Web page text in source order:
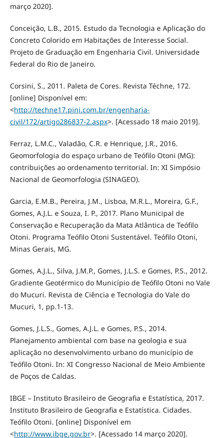
março 2020].
Conceição, L.B., 2015. Estudo da Tecnologia e Aplicação do
Concreto Colorido em Habitações de Interesse Social.
Projeto de Graduação em Engenharia Civil. Universidade
Federal do Rio de Janeiro.
Corsini, S., 2011. Paleta de Cores. Revista Téchne, 172.
[online] Disponível em:
<http://techne17.pini.com.br/engenharia-
civil/172/artigo286837-2.aspx>. [Acessado 18 maio 2019].
Ferraz, L.M.C., Valadão, C.R. e Henrique, J.R., 2016.
Geomorfologia do espaço urbano de Teófilo Otoni (MG):
contribuições ao ordenamento territorial. In: XI Simpósio
Nacional de Geomorfologia (SINAGEO).
Garcia, E.M.B., Pereira, J.M., Lisboa, M.R.L., Moreira, G.F.,
Gomes, A.J.L. e Souza, I. P., 2017. Plano Municipal de
Conservação e Recuperação da Mata Atlântica de Teófilo
Otoni. Programa Teófilo Otoni Sustentável. Teófilo Otoni,
Minas Gerais, MG.
Gomes, A.J.L., Silva, J.M.P., Gomes, J.L.S. e Gomes, P.S., 2012.
Gradiente Geotérmico do Município de Teófilo Otoni no Vale
do Mucuri. Revista de Ciência e Tecnologia do Vale do
Mucuri, 1, pp.1-13.
Gomes, J.L.S., Gomes, A.J.L. e Gomes, P.S., 2014.
Planejamento ambiental com base na geologia e sua
aplicação no desenvolvimento urbano do município de
Teófilo Otoni. In: XI Congresso Nacional de Meio Ambiente
de Poços de Caldas.
IBGE – Instituto Brasileiro de Geografia e Estatística, 2017.
Instituto Brasileiro de Geografia e Estatística. Cidades.
Teófilo Otoni. [online] Disponível em
<http://www.ibge.gov.br>. [Acessado 14 março 2020].